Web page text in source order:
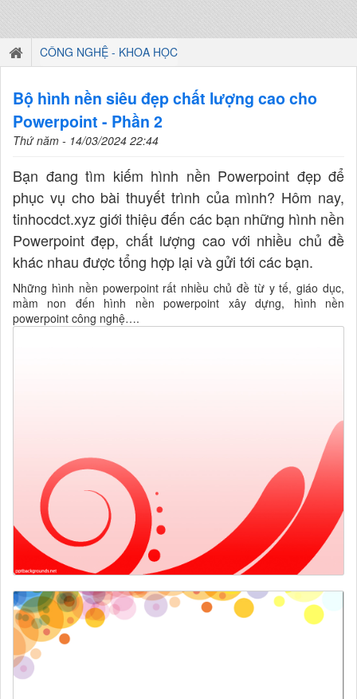
CÔNG NGHỆ - KHOA HỌC
Bộ hình nền siêu đẹp chất lượng cao cho
Powerpoint - Phần 2
Thứ năm - 14/03/2024 22:44
Bạn đang tìm kiếm hình nền Powerpoint đẹp để
phục vụ cho bài thuyết trình của mình? Hôm nay,
tinhocdct.xyz giới thiệu đến các bạn những hình nền
Powerpoint đẹp, chất lượng cao với nhiều chủ đề
khác nhau được tổng hợp lại và gửi tới các bạn.
Những hình nền powerpoint rất nhiều chủ đề từ y tế, giáo dục,
mầm non đến hình nền powerpoint xây dựng, hình nền
powerpoint công nghệ….